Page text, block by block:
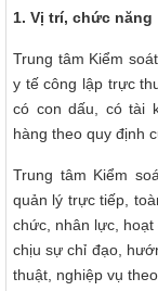
1. Vị trí, chức năng
Trung tâm Kiểm
y tế công lập trực
có con dấu, có tài
hàng theo quy định
Trung tâm Kiểm
quản lý trực tiếp,
chức, nhân lực,
chịu sự chỉ đạo,
thuật, nghiệp vụ